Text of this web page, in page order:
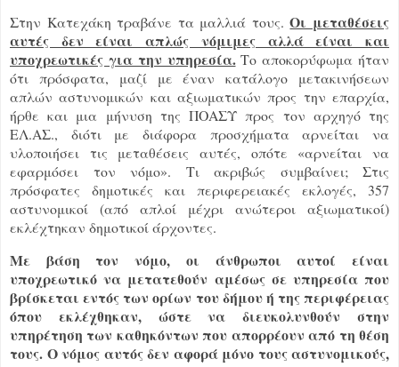
Στην Κατεχάκη τραβάνε τα μαλλιά τους.Οι μεταθέσεις
αυτές δεν είναι απλώς νόμιμες αλλά είναι και
υποχρεωτικές για την υπηρεσία.Το αποκορύφωμα ήταν
ότι πρόσφατα, μαζί με έναν κατάλογο μετακινήσεων
απλών αστυνομικών και αξιωματικών προς την επαρχία,
ήρθε και μια μήνυση της ΠΟΑΣΥ προς τον αρχηγό της
ΕΛ.ΑΣ., διότι με διάφορα προσχήματα αρνείται να
υλοποιήσει τις μεταθέσεις αυτές, οπότε «αρνείται να
εφαρμόσει τον νόμο». Τι ακριβώς συμβαίνει; Στις
πρόσφατες δημοτικές και περιφερειακές εκλογές, 357
αστυνομικοί (από απλοί μέχρι ανώτεροι αξιωματικοί)
εκλέχτηκαν δημοτικοί άρχοντες.
Με βάση τον νόμο, οι άνθρωποι αυτοί είναι
υποχρεωτικό να μετατεθούν αμέσως σε υπηρεσία που
βρίσκεται εντός των ορίων του δήμου ή της περιφέρειας
όπου εκλέχθηκαν, ώστε να διευκολυνθούν στην
υπηρέτηση των καθηκόντων που απορρέουν από τη θέση
τους. Ο νόμος αυτός δεν αφορά μόνο τους αστυνομικούς,